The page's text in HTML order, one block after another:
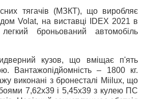
тягачів (МЗКТ), що виробляє
Volat, на виставці IDEX 2021 в
броньований автомобіль
кузов, що вміщає п'ять
Вантажопідйомність – 1800 кг.
виконані з бронесталі Miilux, що
7,62х39 і 5,45х39 з кулею ПС